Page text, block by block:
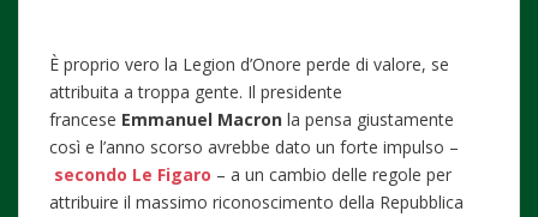
È proprio vero la Legion d’Onore perde di valore, se
attribuita a troppa gente. Il presidente
francese Emmanuel Macron la pensa giustamente
così e l’anno scorso avrebbe dato un forte impulso –
secondo Le Figaro – a un cambio delle regole per
attribuire il massimo riconoscimento della Repubblica